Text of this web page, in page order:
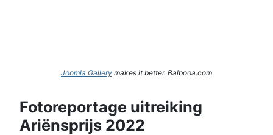
Joomla Gallery makes it better. Balbooa.com
Fotoreportage uitreiking
Ariënsprijs 2022